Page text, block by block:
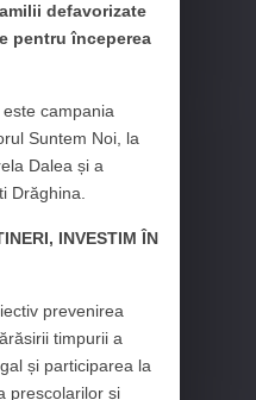
defavorizate
pentru începerea
este campania
Suntem Noi, la
Dalea și a
Drăghina.
INVESTIM ÎN
prevenirea
timpurii a
și participarea la
preșcolarilor și